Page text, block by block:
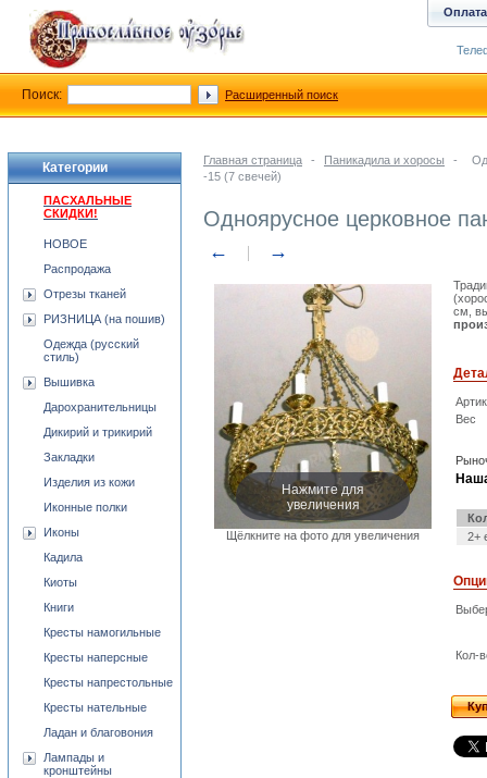
Главная страница - Паникадила и хоросы -
-15 (7 свечей)
Одноярусное церковное
← →
Нажмите для
увеличения
Щёлкните на фото для увеличения
см,
Вес
2+
Кол-
Категории
ПАСХАЛЬНЫЕ
СКИДКИ!
НОВОЕ
Распродажа
Отрезы тканей
РИЗНИЦА (на пошив)
Одежда (русский
стиль)
Вышивка
Дарохранительницы
Дикирий и трикирий
Закладки
Изделия из кожи
Иконные полки
Иконы
Кадила
Киоты
Книги
Кресты намогильные
Кресты наперсные
Кресты напрестольные
Кресты нательные
Ладан и благовония
Лампады и
кронштейны
Оплата
Поиск: Расширенный поиск